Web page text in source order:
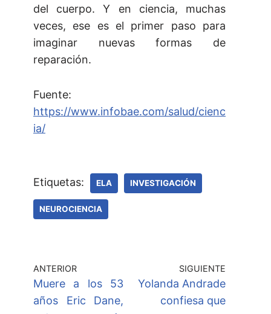
del cuerpo. Y en ciencia, muchas
veces, ese es el primer paso para
imaginar nuevas formas de
reparación.
Fuente:
https://www.infobae.com/salud/cienc
ia/
Etiquetas: ELA INVESTIGACIÓN
NEUROCIENCIA
ANTERIOR
Muere a los 53
años Eric Dane,
SIGUIENTE
Yolanda Andrade
confiesa que